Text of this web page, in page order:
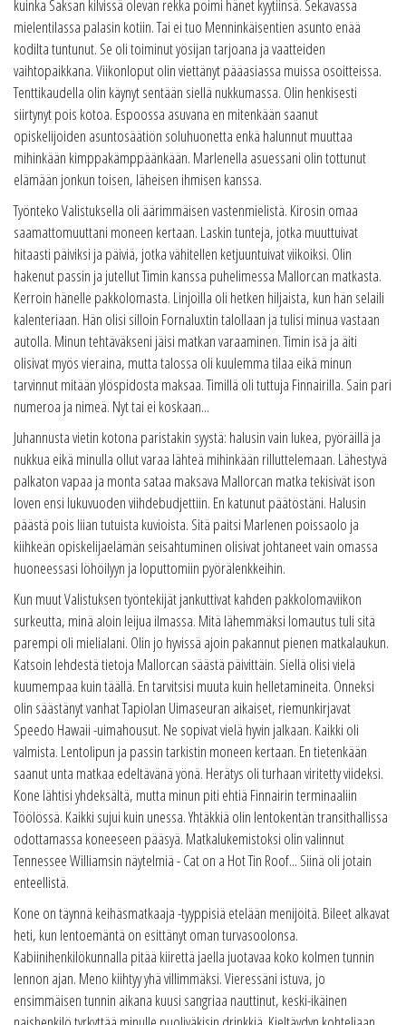
kuinka Saksan kilvissä olevan rekka poimi hänet kyytiinsä. Sekavassa
mielentilassa palasin kotiin. Tai ei tuo Menninkäisentien asunto enää
kodilta tuntunut. Se oli toiminut yösijan tarjoana ja vaatteiden
vaihtopaikkana. Viikonloput olin viettänyt pääasiassa muissa osoitteissa.
Tenttikaudella olin käynyt sentään siellä nukkumassa. Olin henkisesti
siirtynyt pois kotoa. Espoossa asuvana en mitenkään saanut
opiskelijoiden asuntosäätiön soluhuonetta enkä halunnut muuttaa
mihinkään kimppakämppäänkään. Marlenella asuessani olin tottunut
elämään jonkun toisen, läheisen ihmisen kanssa.
Työnteko Valistuksella oli äärimmäisen vastenmielistä. Kirosin omaa
saamattomuuttani moneen kertaan. Laskin tunteja, jotka muuttuivat
hitaasti päiviksi ja päiviä, jotka vähitellen ketjuuntuivat viikoiksi. Olin
hakenut passin ja jutellut Timin kanssa puhelimessa Mallorcan matkasta.
Kerroin hänelle pakkolomasta. Linjoilla oli hetken hiljaista, kun hän selaili
kalenteriaan. Hän olisi silloin Fornaluxtin talollaan ja tulisi minua vastaan
autolla. Minun tehtäväkseni jäisi matkan varaaminen. Timin isä ja äiti
olisivat myös vieraina, mutta talossa oli kuulemma tilaa eikä minun
tarvinnut mitään ylöspidosta maksaa. Timillä oli tuttuja Finnairilla. Sain pari
numeroa ja nimeä. Nyt tai ei koskaan...
Juhannusta vietin kotona paristakin syystä: halusin vain lukea, pyöräillä ja
nukkua eikä minulla ollut varaa lähteä mihinkään rilluttelemaan. Lähestyvä
palkaton vapaa ja monta sataa maksava Mallorcan matka tekisivät ison
loven ensi lukuvuoden viihdebudjettiin. En katunut päätöstäni. Halusin
päästä pois liian tutuista kuvioista. Sitä paitsi Marlenen poissaolo ja
kiihkeän opiskelijaelämän seisahtuminen olisivat johtaneet vain omassa
huoneessasi löhöilyyn ja loputtomiin pyörälenkkeihin.
Kun muut Valistuksen työntekijät jankuttivat kahden pakkolomaviikon
surkeutta, minä aloin leijua ilmassa. Mitä lähemmäksi lomautus tuli sitä
parempi oli mielialani. Olin jo hyvissä ajoin pakannut pienen matkalaukun.
Katsoin lehdestä tietoja Mallorcan säästä päivittäin. Siellä olisi vielä
kuumempaa kuin täällä. En tarvitsisi muuta kuin helletamineita. Onneksi
olin säästänyt vanhat Tapiolan Uimaseuran aikaiset, riemunkirjavat
Speedo Hawaii -uimahousut. Ne sopivat vielä hyvin jalkaan. Kaikki oli
valmista. Lentolipun ja passin tarkistin moneen kertaan. En tietenkään
saanut unta matkaa edeltävänä yönä. Herätys oli turhaan viritetty viideksi.
Kone lähtisi yhdeksältä, mutta minun piti ehtiä Finnairin terminaaliin
Töölössä. Kaikki sujui kuin unessa. Yhtäkkiä olin lentokentän transithallissa
odottamassa koneeseen pääsyä. Matkalukemistoksi olin valinnut
Tennessee Williamsin näytelmiä - Cat on a Hot Tin Roof... Siinä oli jotain
enteellistä.
Kone on täynnä keihäsmatkaaja -tyyppisiä etelään menijöitä. Bileet alkavat
heti, kun lentoemäntä on esittänyt oman turvasoolonsa.
Kabiinihenkilökunnalla pitää kiirettä jaella juotavaa koko kolmen tunnin
lennon ajan. Meno kiihtyy yhä villimmäksi. Vieressäni istuva, jo
ensimmäisen tunnin aikana kuusi sangriaa nauttinut, keski-ikäinen